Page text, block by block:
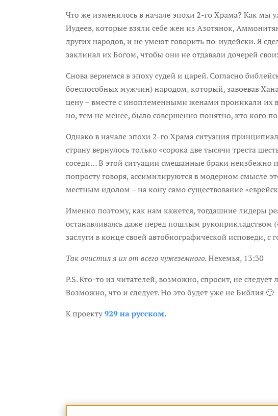
Что же изменилось в начале эпохи 2-го Храма? Как мы
Иудеев, которые взяли себе жен из Азотянок,
других народов, и не умеют говорить по-иудейски. Я
заклинал их Богом, чтобы они не отдавали дочерей
Снова вернемся в эпоху судей и царей. Согласно
боеспособных мужчин) народом, который, завоевав
цену – вместе с иноплеменными женами проникали их
но, тем не менее, было совершенно понятно, кто кого
Однако в начале эпохи 2-го Храма ситуация
страну вернулось только «сорока две тысячи треста
соседи… В этой ситуации смешанные браки неизбежно
попросту говоря, ассимилируются в модерном смысле
местным идолом – на кону само существование
Именно поэтому, как нам кажется, тогдашние лидеры
останавливаясь даже перед пошлым рукоприкладством
заслуги в конце своей автобиографической исповеди, с
Так очистил я их от всего чужеземного.Нехемья, 13:30
P.S. Кто-то из читателей, возможно, спросит, не
Возможно, что и следует. Но это будет уже не Библия 🙂
К проекту929 на русском.